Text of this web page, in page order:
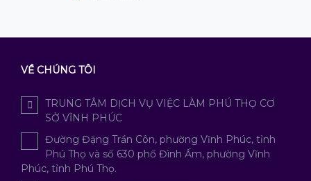
VỀ CHÚNG TÔI
TRUNG TÂM DỊCH VỤ VIỆC LÀM PHÚ THỌ CƠ
SỞ VĨNH PHÚC
Đường Đặng Trần Côn, phường Vĩnh Phúc, tỉnh
Phú Thọ và số 630 phố Đình Ấm, phường Vĩnh
Phúc, tỉnh Phú Thọ.